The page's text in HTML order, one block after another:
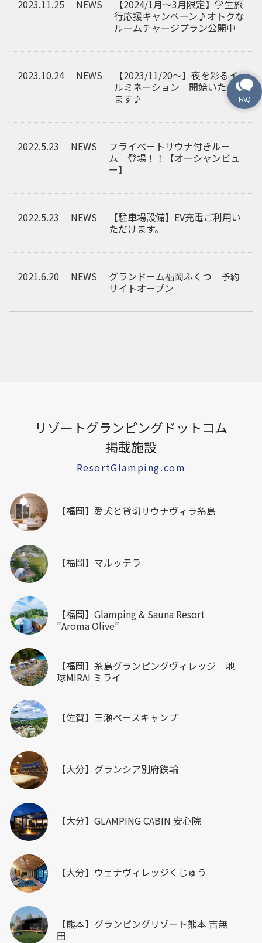
2023.11.25 NEWS
【2024/1月～3月限定】学生旅
行応援キャンペーン♪オトクな
ルームチャージプラン公開中
2023.10.24 NEWS
【2023/11/20～】夜を彩るイ
ルミネーション 開始いたし
ます♪
2022.5.23 NEWS
プライベートサウナ付きルー
ム 登場！！【オーシャンビュ
ー】
2022.5.23 NEWS
【駐車場設備】EV充電ご利用い
ただけます。
2021.6.20 NEWS
グランドーム福岡ふくつ 予約
サイトオープン
リゾートグランピングドットコム
掲載施設
ResortGlamping.com
【福岡】愛犬と貸切サウナヴィラ糸島
【福岡】マルッテラ
【福岡】Glamping & Sauna Resort
”Aroma Olive”
【福岡】糸島グランピングヴィレッジ 地
球MIRAI ミライ
【佐賀】三瀬ベースキャンプ
【大分】グランシア別府鉄輪
【大分】GLAMPING CABIN 安心院
【大分】ウェナヴィレッジくじゅう
【熊本】グランピングリゾート熊本 吉無
田